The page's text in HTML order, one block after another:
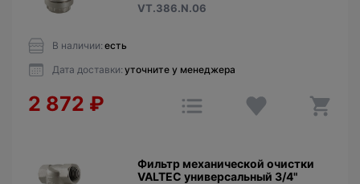
VT.386.N.06
В наличии: есть
Дата доставки: уточните у менеджера
2 872 ₽
Фильтр механической очистки
VALTEC универсальный 3/4"